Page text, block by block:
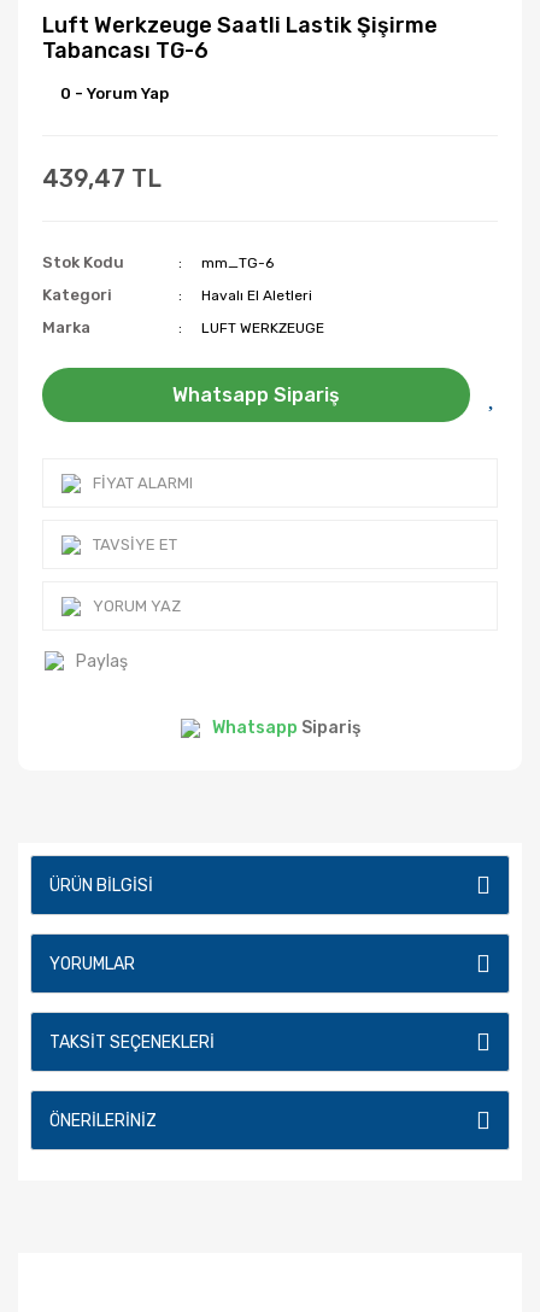
Luft Werkzeuge Saatli Lastik Şişirme
Tabancası TG-6
0 - Yorum Yap
439,47 TL
Stok Kodu mm_TG-6
Kategori Havalı El Aletleri
Marka LUFT WERKZEUGE
Whatsapp Sipariş
FIYAT ALARMI
TAVSIYE ET
YORUM YAZ
Paylaş
Whatsapp Sipariş
ÜRÜN BILGISI
YORUMLAR
TAKSIT SEÇENEKLERI
ÖNERILERINIZ